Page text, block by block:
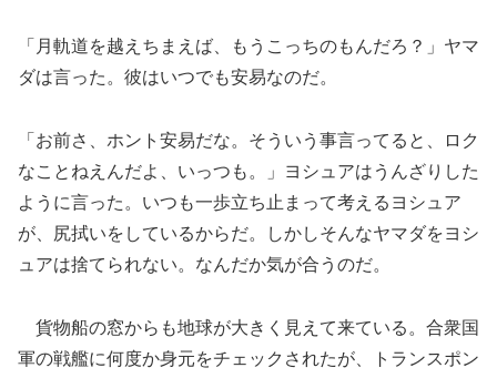
「月軌道を越えちまえば、もうこっちのもんだろ？」ヤマ
ダは言った。彼はいつでも安易なのだ。
「お前さ、ホント安易だな。そういう事言ってると、ロク
なことねえんだよ、いっつも。」ヨシュアはうんざりした
ように言った。いつも一歩立ち止まって考えるヨシュア
が、尻拭いをしているからだ。しかしそんなヤマダをヨシ
ュアは捨てられない。なんだか気が合うのだ。
貨物船の窓からも地球が大きく見えて来ている。合衆国
軍の戦艦に何度か身元をチェックされたが、トランスポン